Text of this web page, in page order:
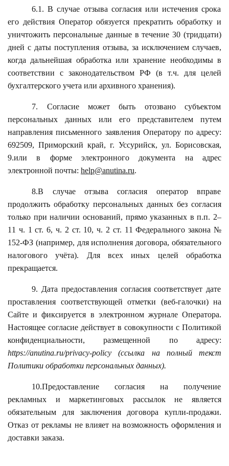
6.1. В случае отзыва согласия или истечения срока
его действия Оператор обязуется прекратить обработку и
уничтожить персональные данные в течение 30 (тридцати)
дней с даты поступления отзыва, за исключением случаев,
когда дальнейшая обработка или хранение необходимы в
соответствии с законодательством РФ (в т.ч. для целей
бухгалтерского учета или архивного хранения).
7. Согласие может быть отозвано субъектом
персональных данных или его представителем путем
направления письменного заявления Оператору по адресу:
692509, Приморский край, г. Уссурийск, ул. Борисовская,
9.или в форме электронного документа на адрес
электронной почты: help@anutina.ru.
8.В случае отзыва согласия оператор вправе
продолжить обработку персональных данных без согласия
только при наличии оснований, прямо указанных в п.п. 2–
11 ч. 1 ст. 6, ч. 2 ст. 10, ч. 2 ст. 11 Федерального закона №
152-ФЗ (например, для исполнения договора, обязательного
налогового учёта). Для всех иных целей обработка
прекращается.
9. Дата предоставления согласия соответствует дате
проставления соответствующей отметки (веб-галочки) на
Сайте и фиксируется в электронном журнале Оператора.
Настоящее согласие действует в совокупности с Политикой
конфиденциальности, размещенной по адресу:
https://anutina.ru/privacy-policy (ссылка на полный текст
Политики обработки персональных данных).
10.Предоставление согласия на получение
рекламных и маркетинговых рассылок не является
обязательным для заключения договора купли-продажи.
Отказ от рекламы не влияет на возможность оформления и
доставки заказа.